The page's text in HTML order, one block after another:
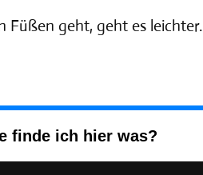
Füßen geht, geht es leichter.
finde ich hier was?